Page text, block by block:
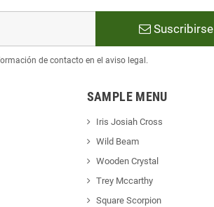
Suscribirse
de contacto en el aviso legal.
SAMPLE MENU
Iris Josiah Cross
Wild Beam
Wooden Crystal
Trey Mccarthy
Square Scorpion